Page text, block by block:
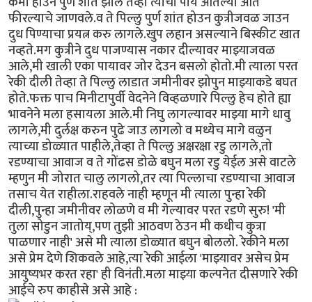
फीरल्याचे जाणवले.व ते पिल्लु पुर्ण शांत होउन कुत्रीजवळ जाउन
दुध पिण्याचा प्रयत्न करु लागले.खुप लहान असल्याने बिस्कीट खात
नव्हते.मग कुत्रीने दुध पाजण्यास नकार दील्यावर माझ्याजवळ
आले,मी खाली एका पायावर जोर देउन बसलो होतो.मी त्याला परत
रेकी दीली तेव्हा ते पिल्लु लाडात जमीनीवर झोपुन माझ्याकडे बघत
होते.फक्त पाच मिनीटापुर्वी वेदनेने विव्हळणारे पिल्लु हेच होते ह्या
भावनेने मला हसायला आले.मी निघु लागल्यावर माझ्या मागे धावु
लागले,मी दुर्लक्ष करुन पुढे जाउ लागलो व मध्येच मागे वळुन
त्याच्या डोळ्यात पाहीले,तेव्हा ते पिल्लु अक्षरक्षा रडु लागले,तो
रडण्याचा आवाज व ते गोंढस डोळे बघुन मला रडु येईल असे वाटले
म्हणुन मी जोरात चालु लागलो,तर त्या पिल्लाचा रडण्याचा आवाज
तसाच येत राहीला.राहवले नाही म्हणून मी त्याला पुन्हा रेकी
दीली,पुन्हा जमीनीवर लोळणे व मी गेल्यावर परत रडणे सुरु! 'मी
तुला सोडुन जातोय्,पण तुझी आठवण ठेउन मी कधीच कुत्रा
पाळणार नाही' असे मी त्याला डोळ्यात बघुन बोललो. रेकीने मला
असे प्रेम देणे शिकवले आहे,त्या रेकी आईला 'माझ्यावर असेच प्रेम
आयुष्यभर करत रहा' ही विनंती.मला माझ्या कल्पनेत दीसणारे रेकी
आईचे रुप काहीसे असे आहे :